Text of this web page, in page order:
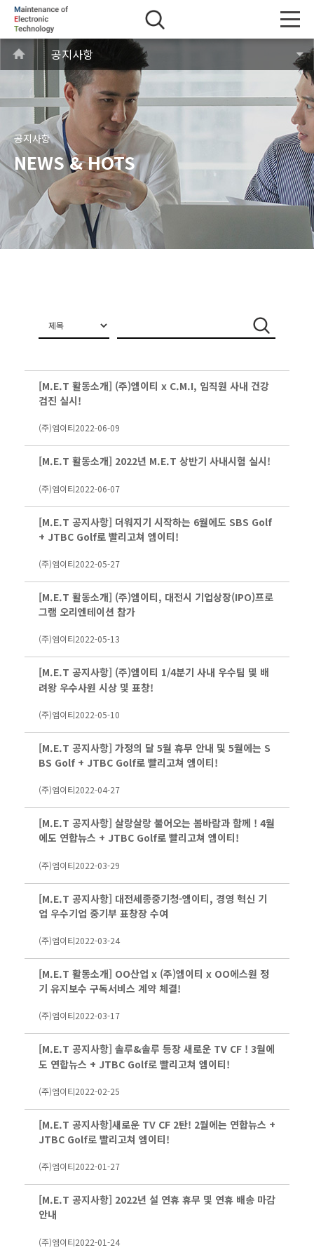
공지사항
공지사항
NEWS & HOTS
[M.E.T 활동소개] (주)엠이티 x C.M.I, 임직원 사내 건강
검진 실시!
(주)엠이티2022-06-09
[M.E.T 활동소개] 2022년 M.E.T 상반기 사내시험 실시!
(주)엠이티2022-06-07
[M.E.T 공지사항] 더워지기 시작하는 6월에도 SBS Golf
+ JTBC Golf로 빨리고쳐 엠이티!
(주)엠이티2022-05-27
[M.E.T 활동소개] (주)엠이티, 대전시 기업상장(IPO)프로
그램 오리엔테이션 참가
(주)엠이티2022-05-13
[M.E.T 공지사항] (주)엠이티 1/4분기 사내 우수팀 및 배
려왕 우수사원 시상 및 표창!
(주)엠이티2022-05-10
[M.E.T 공지사항] 가정의 달 5월 휴무 안내 및 5월에는 S
BS Golf + JTBC Golf로 빨리고쳐 엠이티!
(주)엠이티2022-04-27
[M.E.T 공지사항] 살랑살랑 불어오는 봄바람과 함께 ! 4월
에도 연합뉴스 + JTBC Golf로 빨리고쳐 엠이티!
(주)엠이티2022-03-29
[M.E.T 공지사항] 대전세종중기청-엠이티, 경영 혁신 기
업 우수기업 중기부 표창장 수여
(주)엠이티2022-03-24
[M.E.T 활동소개] OO산업 x (주)엠이티 x OO에스원 정
기 유지보수 구독서비스 계약 체결!
(주)엠이티2022-03-17
[M.E.T 공지사항] 솔루&솔루 등장 새로운 TV CF ! 3월에
도 연합뉴스 + JTBC Golf로 빨리고쳐 엠이티!
(주)엠이티2022-02-25
[M.E.T 공지사항]새로운 TV CF 2탄! 2월에는 연합뉴스 +
JTBC Golf로 빨리고쳐 엠이티!
(주)엠이티2022-01-27
[M.E.T 공지사항] 2022년 설 연휴 휴무 및 연휴 배송 마감
안내
(주)엠이티2022-01-24